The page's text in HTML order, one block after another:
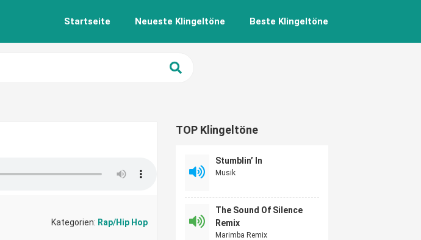
Startseite Neueste Klingeltöne Beste Klingeltöne
Kategorien: Rap/Hip Hop
TOP Klingeltöne
Stumblin’ In
Musik
The Sound Of Silence
Remix
Marimba Remix